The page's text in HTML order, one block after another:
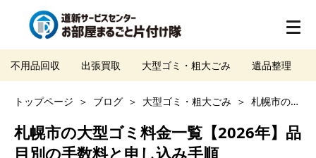
不用品回収 出張買取 大型ゴミ・粗大ごみ 遺品整理
トップページ ブログ 大型ゴミ・粗大ごみ 札幌市の大型ゴミ料金一覧【2026年】品目別の手数料と申し込み手順
札幌市の大型ゴミ料金一覧【2026年】品
目別の手数料と申し込み手順